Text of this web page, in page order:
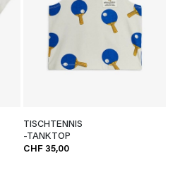
TISCHTENNIS
-TANKTOP
CHF 35,00